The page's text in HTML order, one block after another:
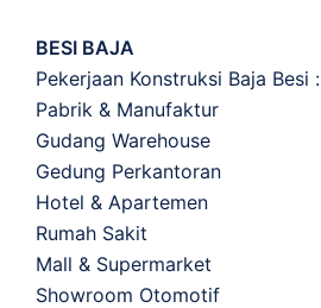
BESI BAJA
Pekerjaan Konstruksi Baja Besi :
Pabrik & Manufaktur
Gudang Warehouse
Gedung Perkantoran
Hotel & Apartemen
Rumah Sakit
Mall & Supermarket
Showroom Otomotif